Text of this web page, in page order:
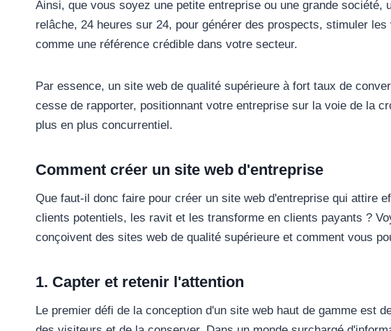
Ainsi, que vous soyez une petite entreprise ou une grande société,
relâche, 24 heures sur 24, pour générer des prospects, stimuler
comme une référence crédible dans votre secteur.
Par essence, un site web de qualité supérieure à fort taux de
cesse de rapporter, positionnant votre entreprise sur la voie de la
plus en plus concurrentiel.
Comment créer un site web d'entreprise
Que faut-il donc faire pour créer un site web d'entreprise qui attire
clients potentiels, les ravit et les transforme en clients payants ?
conçoivent des sites web de qualité supérieure et comment vous
1. Capter et retenir l'attention
Le premier défi de la conception d'un site web haut de gamme est